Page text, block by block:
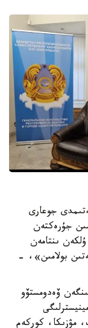
جوعارى
شىن جۇرەكتەن
ىنتامەن
بولامىن»، -
ۆەدومستۆو
مۋزىكا، كوركەم